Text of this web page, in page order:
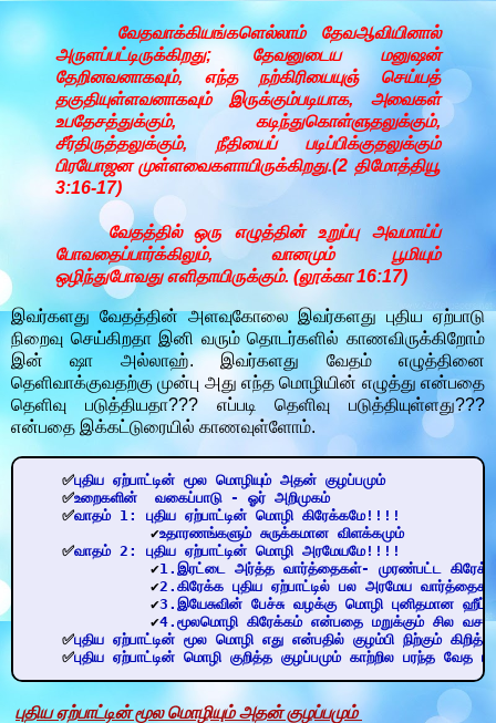
வேதவாக்கியங்களெல்லாம் தேவஆவியினால்
அருளப்பட்டிருக்கிறது; தேவனுடைய மனுஷன்
தேறினவனாகவும், எந்த நற்கிரியையுஞ் செய்யத்
தகுதியுள்ளவனாகவும் இருக்கும்படியாக, அவைகள்
உபதேசத்துக்கும், கடிந்துகொள்ளுதலுக்கும்,
சீர்திருத்தலுக்கும், நீதியைப் படிப்பிக்குதலுக்கும்
பிரயோஜன முள்ளவைகளாயிருக்கிறது.(2 திமோத்தியூ
3:16-17)
வேதத்தில் ஒரு எழுத்தின் உறுப்பு அவமாய்ப்
போவதைப்பார்க்கிலும், வானமும் பூமியும்
ஒழிந்துபோவது எளிதாயிருக்கும். (லூக்கா 16:17)
இவர்களது வேதத்தின் அளவுகோலை இவர்களது புதிய ஏற்பாடு
நிறைவு செய்கிறதா இனி வரும் தொடர்களில் காணவிருக்கிறோம்
இன் ஷா அல்லாஹ். இவர்களது வேதம் எழுத்தினை
தெளிவாக்குவதற்கு முன்பு அது எந்த மொழியின் எழுத்து என்பதை
தெளிவு படுத்தியதா??? எப்படி தெளிவு படுத்தியுள்ளது???
என்பதை இக்கட்டுரையில் காணவுள்ளோம்.
✅புதிய ஏற்பாட்டின் மூல மொழியும் அதன் குழப்பமும்
✅உறைகளின்  வகைப்பாடு - ஓர் அறிமுகம்
✅வாதம் 1: புதிய ஏற்பாட்டின் மொழி கிரேக்கமே!!!!
✔உதாரணங்களும் சுருக்கமான விளக்கமும்
✅வாதம் 2: புதிய ஏற்பாட்டின் மொழி அரமேயமே!!!!
✔1.இரட்டை அர்த்த வார்த்தைகள்- முரண்பட்ட கிரேக்க
✔2.கிரேக்க புதிய ஏற்பாட்டில் பல அரமேய
✔3.இயேசுவின் பேச்சு வழக்கு மொழி புனிதமான
✔4.மூலமொழி கிரேக்கம் என்பதை மறுக்கும் சில
✅புதிய ஏற்பாட்டின் மூல மொழி எது என்பதில் குழம்பி நிற்கும்
✅புதிய ஏற்பாட்டின் மொழி குறித்த குழப்பமும் காற்றில
புதிய ஏற்பாட்டின் மூல மொழியும் அதன் குழப்பமும்